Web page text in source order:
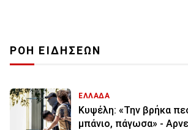
ΡΟΗ ΕΙΔΗΣΕΩΝ
ΕΛΛΑΔΑ
Κυψέλη: «Την βρήκα
μπάνιο, πάγωσα» -